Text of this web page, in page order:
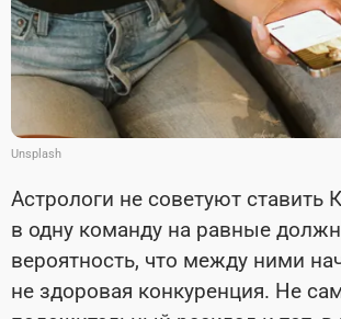
Unsplash
Астрологи не советуют ставить
в одну команду на равные
вероятность, что между ними
не здоровая конкуренция. Не